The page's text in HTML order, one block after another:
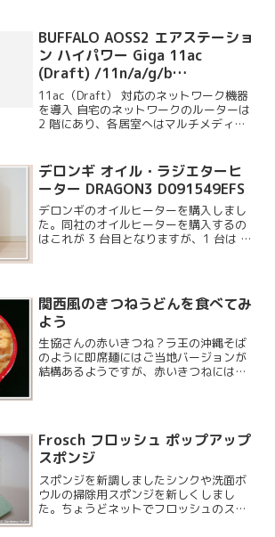
BUFFALO AOSS2 エアステーショ
ン ハイパワー Giga 11ac
(Draft) /11n/a/g/b
1300+450Mbps 無線 LAN 親機
& 中継器 / 子機 WZR-
1750DHP/E
11ac（Draft） 対応のネットワーク機器
を導入 自宅のネットワークのルーターは
2 階にあり、各居室へはマルチメディア
化することにしました。今回は 1 ...
デロンギ オイル・ラジエターヒ
ーター DRAGON3 D091549EFS
デロンギのオイルヒーターを購入しまし
た。同社のオイルヒーターを購入するの
はこれが 3 台目となりますが、1 台は 10
今回は翌日配...
関西風のきつねうどんを食べてみ
よう
生協さんの赤いきつね？ラ王の沖縄そば
のように即席麺にはご当地バージョンが
結構あるようですが、赤いきつねには関
Frosch フロッシュ ポップアップ
スポンジ
スポンジを新調しましたシンクや洗面ボ
ウルの掃除用スポンジを新しくしまし
た。ちょうどネットでフロッシュのスポ